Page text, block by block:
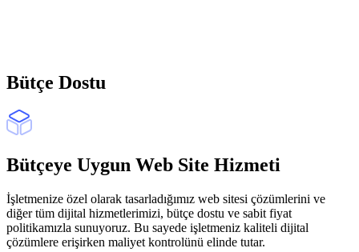
Bütçe Dostu
Bütçeye Uygun Web Site Hizmeti
İşletmenize özel olarak tasarladığımız web sitesi çözümlerini ve
diğer tüm dijital hizmetlerimizi, bütçe dostu ve sabit fiyat
politikamızla sunuyoruz. Bu sayede işletmeniz kaliteli dijital
çözümlere erişirken maliyet kontrolünü elinde tutar.